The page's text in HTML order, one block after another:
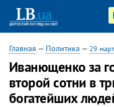
Главная — Политика — 29
Иванющенко за
второй сотни в
богатейших